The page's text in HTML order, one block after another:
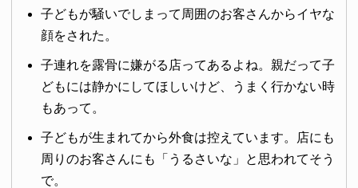
子どもが騒いでしまって周囲のお客さんからイヤな
顔をされた。
子連れを露骨に嫌がる店ってあるよね。親だって子
どもには静かにしてほしいけど、うまく行かない時
もあって。
子どもが生まれてから外食は控えています。店にも
周りのお客さんにも「うるさいな」と思われてそう
で。